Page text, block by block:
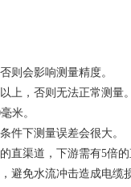
则会影响测量精度。
上，否则无法正常测量
米。
件下测量误差会很大。
直渠道，下游需有5倍
避免水流冲击造成电缆